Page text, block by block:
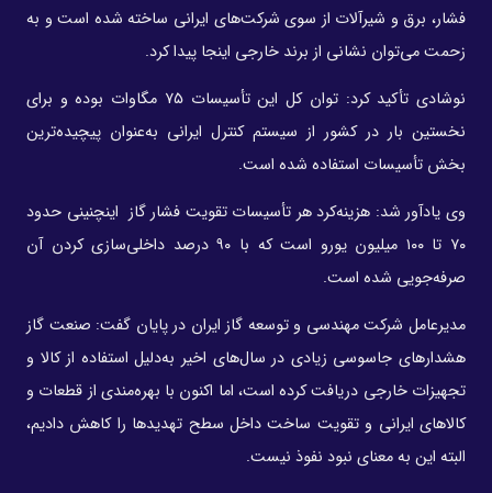
فشار، برق و شیرآلات از سوی شرکت‌های ایرانی ساخته شده است و به
زحمت می‌توان نشانی از برند خارجی اینجا پیدا کرد.
نوشادی تأکید کرد: توان کل این تأسیسات ۷۵ مگاوات بوده و برای
نخستین‌ بار در کشور از سیستم کنترل ایرانی به‌عنوان پیچیده‌ترین
بخش تأسیسات استفاده شده است.
وی یادآور شد: هزینه‌کرد هر تأسیسات تقویت فشار گاز اینچنینی حدود
۷۰ تا ۱۰۰ میلیون یورو است که با ۹۰ درصد داخلی‌سازی کردن آن
صرفه‌جویی شده است.
مدیرعامل شرکت مهندسی و توسعه گاز ایران در پایان گفت: صنعت گاز
هشدارهای جاسوسی زیادی در سال‌های اخیر به‌دلیل استفاده از کالا و
تجهیزات خارجی دریافت کرده است، اما اکنون با بهره‌مندی از قطعات و
کالاهای ایرانی و تقویت ساخت داخل سطح تهدیدها را کاهش دادیم،
البته این به معنای نبود نفوذ نیست.